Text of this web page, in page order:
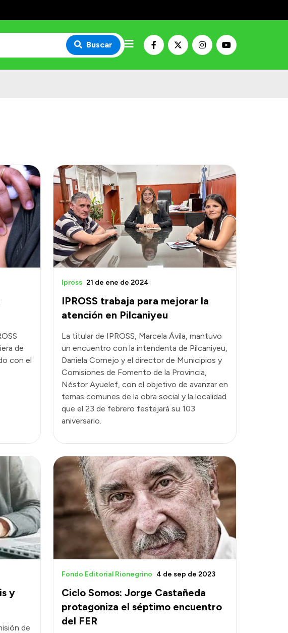
Buscar
de
con el
IPROSS trabaja para mejorar la
atención en Pilcaniyeu
Ipross 21 de ene de 2024
La titular de IPROSS, Marcela Ávila, mantuvo
un encuentro con la intendenta de Pilcaniyeu,
Daniela Cornejo y el director de Municipios y
Comisiones de Fomento de la Provincia,
Néstor Ayuelef, con el objetivo de avanzar en
temas comunes de la obra social y la localidad
que el 23 de febrero festejará su 103
aniversario.
y
de
Ciclo Somos: Jorge Castañeda
protagoniza el séptimo encuentro
del FER
Fondo Editorial Rionegrino 4 de sep de 2023